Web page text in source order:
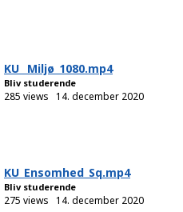
KU_ Miljø_1080.mp4
Bliv studerende
285 views 14. december 2020
KU_Ensomhed_Sq.mp4
Bliv studerende
275 views 14. december 2020